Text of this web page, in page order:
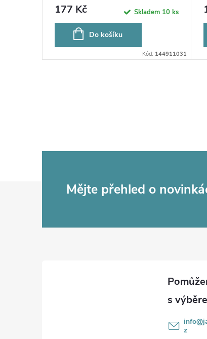
177 Kč Skladem 10 ks
Do košíku
Kód: 144911031
Mějte přehled o
info@
z